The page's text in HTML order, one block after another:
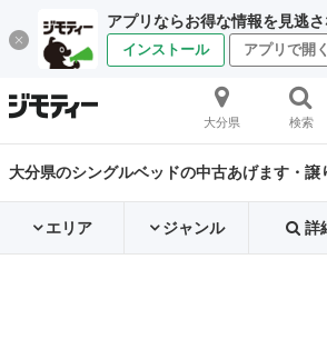
アプリならお得な情報を見逃さ
インストール アプリで開く
大分県 検索
大分県のシングルベッドの中古あげます・譲
エリア ジャンル 詳